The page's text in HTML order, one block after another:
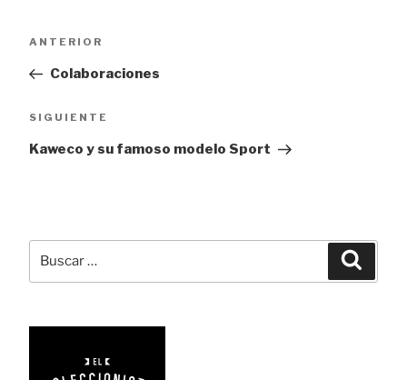
entradas
Entrada
ANTERIOR
Colaboraciones
Siguiente
SIGUIENTE
Kaweco y su famoso modelo Sport
por: